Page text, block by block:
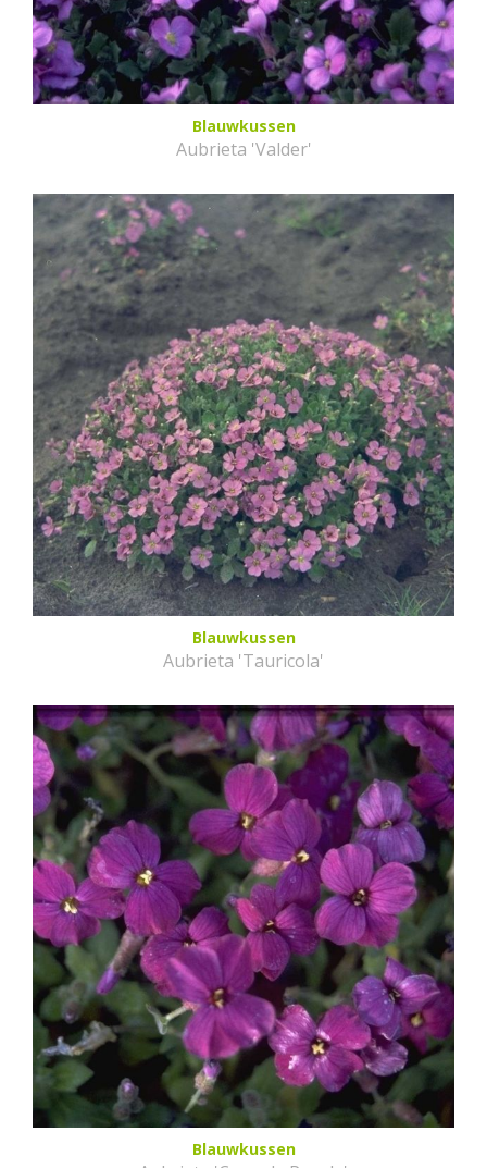
Blauwkussen
Aubrieta 'Valder'
Blauwkussen
Aubrieta 'Tauricola'
Blauwkussen